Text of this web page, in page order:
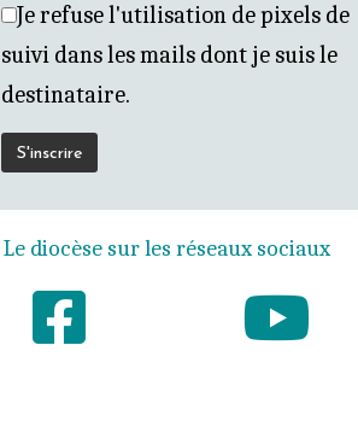
Je refuse l'utilisation de pixels de
suivi dans les mails dont je suis le
destinataire.
Le diocèse sur les réseaux sociaux